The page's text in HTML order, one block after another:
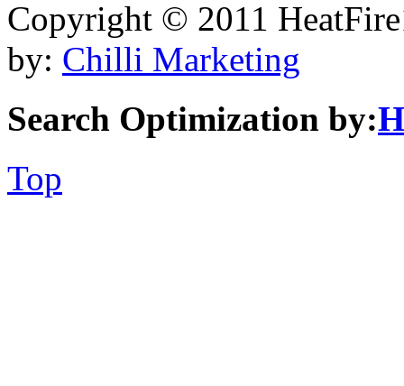
Copyright © 2011
by: Chilli Marketing
Search Optimization by:
Top